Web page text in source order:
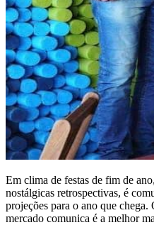
Em clima de festas de fim de
nostálgicas retrospectivas, é
projeções para o ano que chega.
mercado comunica é a melhor